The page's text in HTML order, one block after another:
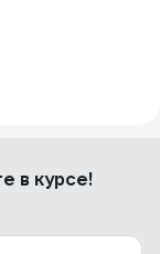
в курсе!